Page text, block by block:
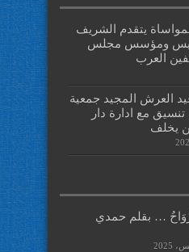
يتقدم الشريف
ومؤسس مجلس
العرب
العرش المجيد جمعية
مع ادارة دار
يخلف
… بقلم حمدي